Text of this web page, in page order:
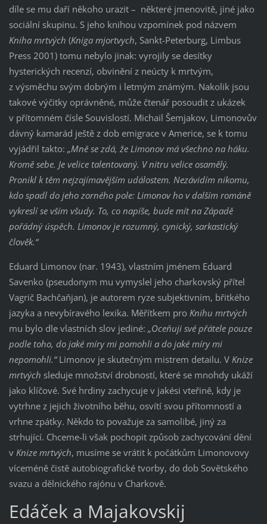
díle se mu daří někoho urazit – některé jmenovitě, jiné jako
sociální skupinu. S jeho knihou vzpomínek pod názvem
Kniha mrtvých (Kniga mjortvych, Sankt-Peterburg, Limbus
Press 2001) tomu nebylo jinak: vyrojily se desítky
hysterických recenzí, obvinění z neúcty k mrtvým,
z výsměchu svým dobrým i letmým známým. Nakolik jsou
takové výčitky oprávněné, může čtenář posoudit z ukázek
v přítomném čísle Souvislostí. Michail Šemjakov, Limonovův
dávný kamarád ještě z dob emigrace v Americe, se k tomu
vyjádřil takto: „Mně se zdá, že Limonov má všechno na háku.
Kromě sebe. Je velice talentovaný. V nitru velice osamělý.
Pronikl k těm nejzajímavějším událostem. Nezávidím nikomu,
kdo spadl do jeho zorného pole: Limonov ho v dalším románě
vykreslí se vším všudy. To, co napíše, bude mít na Západě
pořádný úspěch. Limonov je rozumný, cynický, sarkastický
člověk.“
Eduard Limonov (nar. 1943), vlastním jménem Eduard
Savenko (pseudonym mu vymyslel jeho charkovský přítel
Vagrič Bachčaňjan), je autorem ryze subjektivním, břitkého
jazyka a nevybíravého lexika. Měřítkem pro Knihu mrtvých
mu bylo dle vlastních slov jediné: „Oceňuji své přátele pouze
podle toho, do jaké míry mi pomohli a do jaké míry mi
nepomohli.“Limonov je skutečným mistrem detailu. V Knize
mrtvých sleduje množství drobností, které se mnohdy ukáží
jako klíčové. Své hrdiny zachycuje v jakési vteřině, kdy je
vytrhne z jejich životního běhu, osvítí svou přítomností a
vrhne zpátky. Někdo to považuje za samolibé, jiný za
strhující. Chceme-li však pochopit způsob zachycování dění
v Knize mrtvých, musíme se vrátit k počátkům Limonovovy
víceméně čistě autobiografické tvorby, do dob Sovětského
svazu a dělnického rajónu v Charkově.
Edáček a Majakovskij